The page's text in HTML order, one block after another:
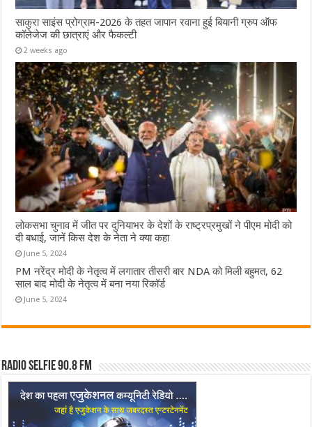
साकुरा साइंस प्रोग्राम-2026 के तहत जापान रवाना हुई बियानी ग्रुप ऑफ
कॉलेजेज की छात्राएं और फैकल्टी
2 weeks ago
लोकसभा चुनाव में जीत पर दुनियाभर के देशों के राष्ट्रप्रमुखों ने पीएम मोदी को
दी बधाई, जानें किस देश के नेता ने क्या कहा
June 5, 2024
PM नरेंद्र मोदी के नेतृत्व में लगातार तीसरी बार NDA को मिली बहुमत, 62
साल बाद मोदी के नेतृत्व में बना नया रिकॉर्ड
June 5, 2024
Radio Selfie 90.8 FM